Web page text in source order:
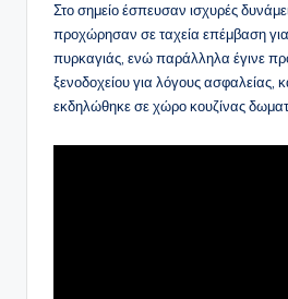
Στο σημείο έσπευσαν ισχυρές
προχώρησαν σε ταχεία επέμβαση
πυρκαγιάς, ενώ παράλληλα έγινε
ξενοδοχείου για λόγους ασφαλείας,
εκδηλώθηκε σε χώρο κουζίνας